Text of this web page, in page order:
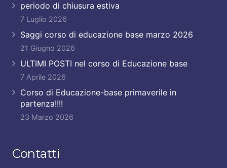
periodo di chiusura estiva
7 Luglio 2026
Saggi corso di educazione base marzo 2026
21 Giugno 2026
ULTIMI POSTI nel corso di Educazione base
7 Aprile 2026
Corso di Educazione-base primaverile in
partenza!!!!
23 Marzo 2026
Contatti